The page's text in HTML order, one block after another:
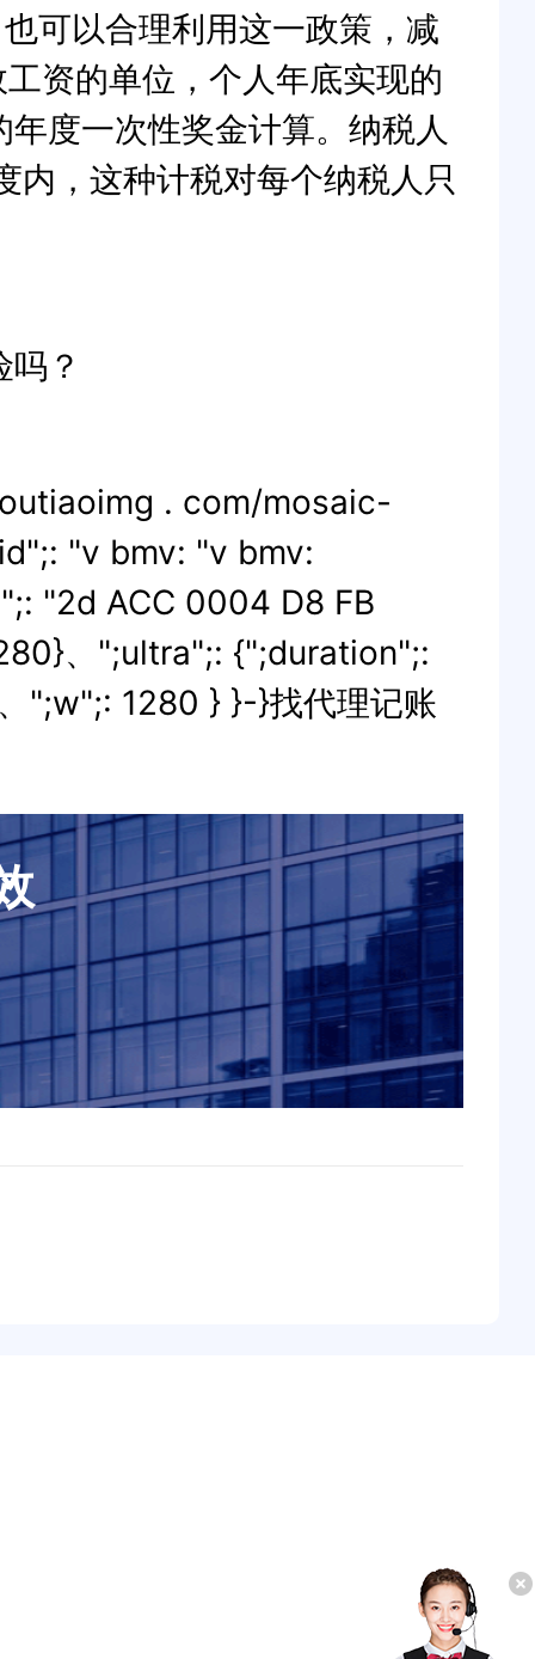
可以合理利用这一政策，减
资的单位，个人年底实现的
度一次性奖金计算。纳税人
内，这种计税对每个纳税人只
？
. com/mosaic-
"v bmv: "v bmv:
"2d ACC 0004 D8 FB
、";ultra";: {";duration";:
";w";: 1280 } }-}找代理记账